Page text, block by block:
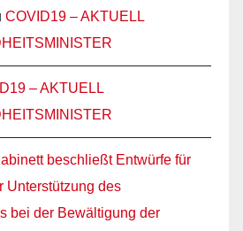
COVID19 – AKTUELL
– AKTUELL
beschließt Entwürfe für
Unterstützung des
bei der Bewältigung der